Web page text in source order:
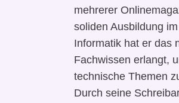
mehrerer
soliden Ausbildung
Informatik hat er das
Fachwissen erlangt,
technische Themen
Durch seine